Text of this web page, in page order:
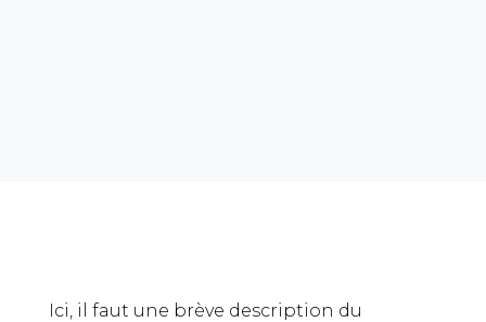
Ici, il faut une brève description du